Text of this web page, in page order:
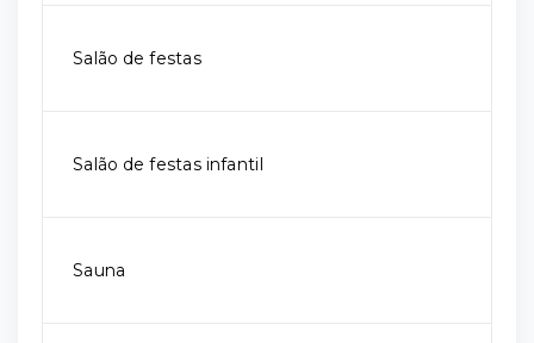
Salão de festas
Salão de festas infantil
Sauna